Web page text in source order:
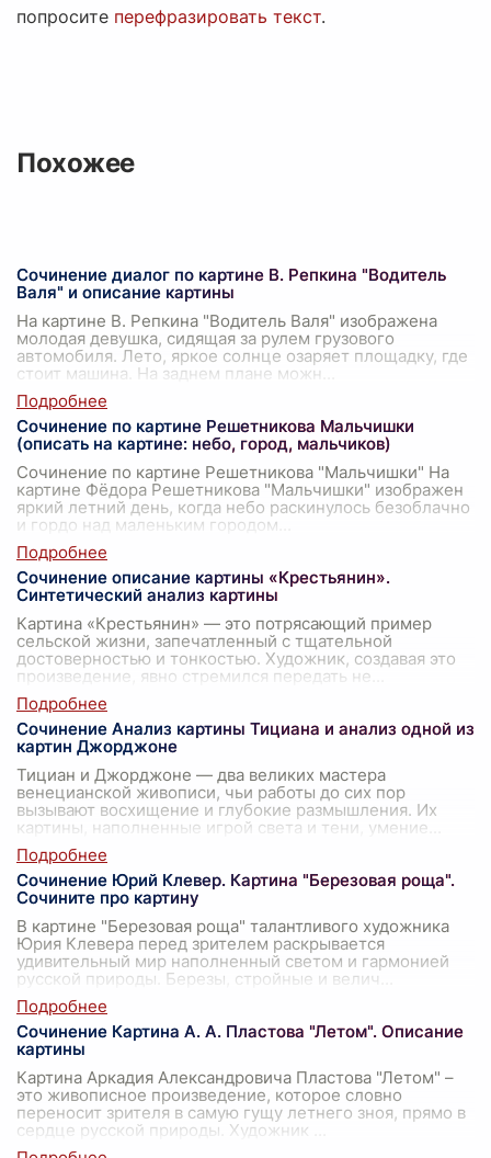
попросите перефразировать текст.
Похожее
Сочинение диалог по картине В. Репкина "Водитель
Валя" и описание картины
На картине В. Репкина "Водитель Валя" изображена
молодая девушка, сидящая за рулем грузового
автомобиля. Лето, яркое солнце озаряет площадку, где
стоит машина. На заднем плане можн
Сочинение по картине Решетникова Мальчишки
(описать на картине: небо, город, мальчиков)
Сочинение по картине Решетникова "Мальчишки" На
картине Фёдора Решетникова "Мальчишки" изображен
яркий летний день, когда небо раскинулось безоблачно
и гордо над маленьким городом
Сочинение описание картины «Крестьянин».
Синтетический анализ картины
Картина «Крестьянин» — это потрясающий пример
сельской жизни, запечатленный с тщательной
достоверностью и тонкостью. Художник, создавая это
произведение, явно стремился передать не
Сочинение Анализ картины Тициана и анализ одной из
картин Джорджоне
Тициан и Джорджоне — два великих мастера
венецианской живописи, чьи работы до сих пор
вызывают восхищение и глубокие размышления. Их
картины, наполненные игрой света и тени, умение
Сочинение Юрий Клевер. Картина "Березовая роща".
Сочините про картину
В картине "Березовая роща" талантливого художника
Юрия Клевера перед зрителем раскрывается
удивительный мир наполненный светом и гармонией
русской природы. Березы, стройные и велич
Сочинение Картина А. А. Пластова "Летом". Описание
картины
Картина Аркадия Александровича Пластова "Летом" –
это живописное произведение, которое словно
переносит зрителя в самую гущу летнего зноя, прямо в
сердце русской природы. Художник